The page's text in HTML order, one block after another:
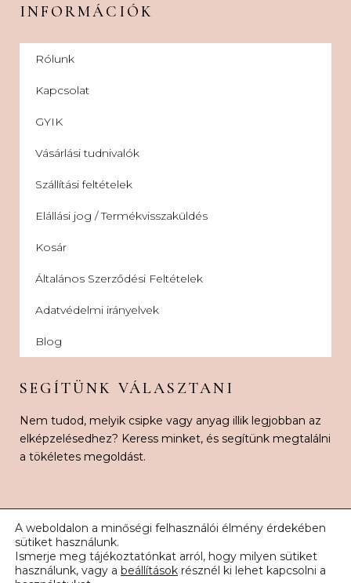
INFORMÁCIÓK
Rólunk
Kapcsolat
GYIK
Vásárlási tudnivalók
Szállítási feltételek
Elállási jog / Termékvisszaküldés
Kosár
Általános Szerződési Feltételek
Adatvédelmi irányelvek
Blog
SEGÍTÜNK VÁLASZTANI
Nem tudod, melyik csipke vagy anyag illik legjobban az
elképzelésedhez? Keress minket, és segítünk megtalálni
a tökéletes megoldást.
© 2026 Karnak Esküvői Csipke. Minden jog fenntartva.
A weboldalon a minőségi felhasználói élmény érdekében
sütiket használunk.
Ismerje meg tájékoztatónkat arról, hogy milyen sütiket
használunk, vagy a beállítások résznél ki lehet kapcsolni a